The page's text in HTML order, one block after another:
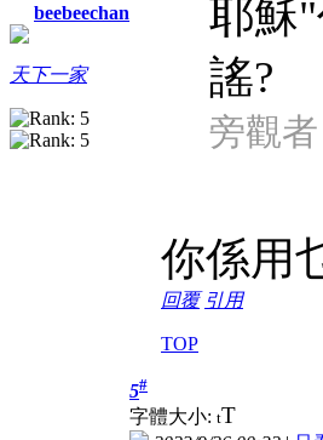
beebeechan
天下一家
耶穌
謠?
旁觀者
你係用
回覆 引用
TOP
5#
字體大小: tT